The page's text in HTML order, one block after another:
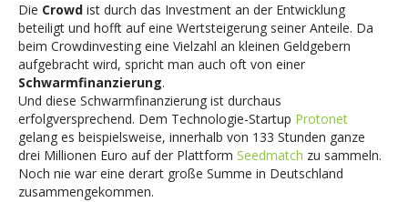
Die Crowd ist durch das Investment an der Entwicklung
beteiligt und hofft auf eine Wertsteigerung seiner Anteile. Da
beim Crowdinvesting eine Vielzahl an kleinen Geldgebern
aufgebracht wird, spricht man auch oft von einer
Schwarmfinanzierung.
Und diese Schwarmfinanzierung ist durchaus
erfolgversprechend. Dem Technologie-Startup Protonet
gelang es beispielsweise, innerhalb von 133 Stunden ganze
drei Millionen Euro auf der Plattform Seedmatch zu sammeln.
Noch nie war eine derart große Summe in Deutschland
zusammengekommen.